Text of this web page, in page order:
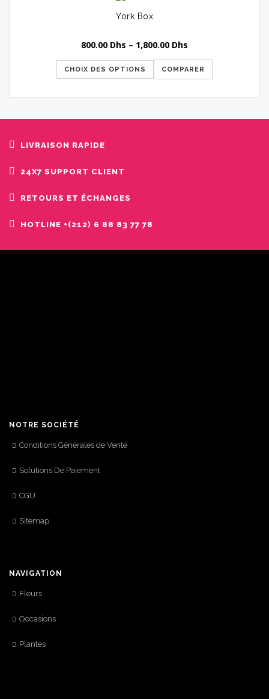
York Box
800.00 Dhs – 1,800.00 Dhs
CHOIX DES OPTIONS COMPARER
LIVRAISON RAPIDE
24X7 SUPPORT CLIENT
RETOURS ET ÉCHANGES
HOTLINE +(212) 6 88 83 77 78
NOTRE SOCIÉTÉ
Conditions Générales de Vente
Solutions De Paiement
CGU
Sitemap
NAVIGATION
Fleurs
Occasions
Plantes